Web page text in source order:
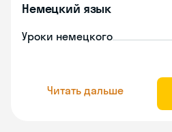
Немецкий язык
Уроки немецкого
Читать дальше